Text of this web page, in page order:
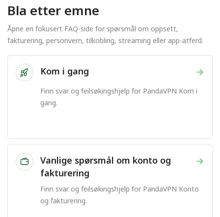
Bla etter emne
Åpne en fokusert FAQ-side for spørsmål om oppsett,
fakturering, personvern, tilkobling, streaming eller app-atferd.
→
Kom i gang
Finn svar og feilsøkingshjelp for PandaVPN Kom i
gang.
→
Vanlige spørsmål om konto og
fakturering
Finn svar og feilsøkingshjelp for PandaVPN Konto
og fakturering.